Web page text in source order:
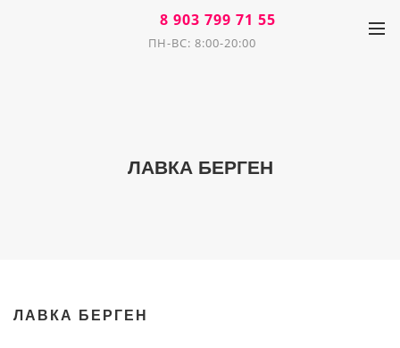
8 903 799 71 55
ПН-ВС: 8:00-20:00
ЛАВКА БЕРГЕН
ЛАВКА БЕРГЕН